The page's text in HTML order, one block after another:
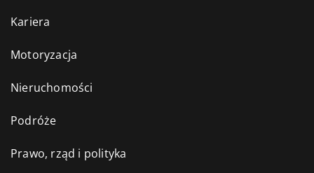
Kariera
Motoryzacja
Nieruchomości
Podróże
Prawo, rząd i polityka